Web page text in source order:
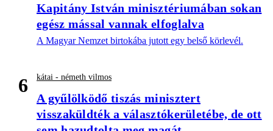
Kapitány István minisztériumában sokan
egész mással vannak elfoglalva
A Magyar Nemzet birtokába jutott egy belső körlevél.
6 kátai - németh vilmos
A gyűlölködő tiszás minisztert
visszaküldték a választókerületébe, de ott